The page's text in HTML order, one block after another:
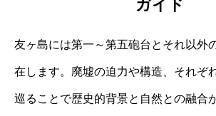
ガイド
友ヶ島には第一～第五砲台とそれ以外
在します。廃墟の迫力や構造、それぞ
巡ることで歴史的背景と自然との融合